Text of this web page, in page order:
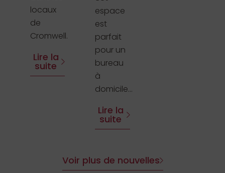
locaux
de
Cromwell.
Lire la
suite
espace
est
parfait
pour un
bureau
à
domicile...
Lire la
suite
Voir plus de nouvelles